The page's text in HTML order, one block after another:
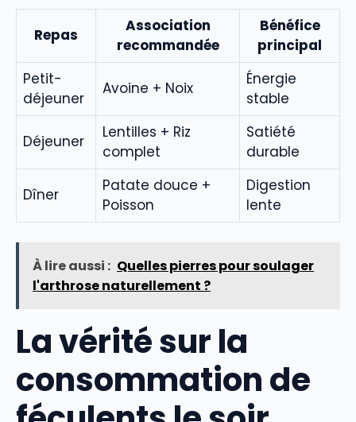
Repas
Association
recommandée
Bénéfice
principal
Petit-
déjeuner
Avoine + Noix
Énergie
stable
Déjeuner
Lentilles + Riz
complet
Satiété
durable
Dîner
Patate douce +
Poisson
Digestion
lente
À lire aussi : Quelles pierres pour soulager
l'arthrose naturellement ?
La vérité sur la
consommation de